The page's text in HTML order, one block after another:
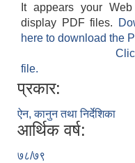
It appears your
display PDF files.
here to download the
file.
प्रकार:
ऐन, कानुन तथा निर्देशिका
आर्थिक वर्ष:
७८/७९